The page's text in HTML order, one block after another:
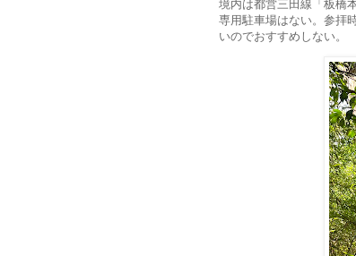
境内は都営三田線「板橋
専用駐車場はない。参拝
いのでおすすめしない。